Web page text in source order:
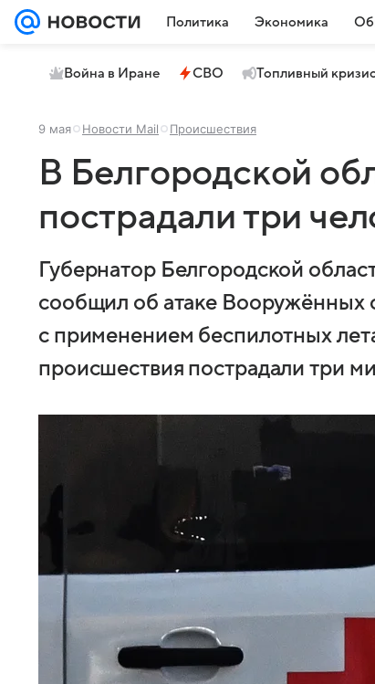
Политика Экономика
Война в Иране СВО Топливный
9 мая Новости Mail Происшествия
В Белгородской
пострадали три
Губернатор Белгородской
сообщил об атаке Вооружённых
с применением беспилотных
происшествия пострадали три